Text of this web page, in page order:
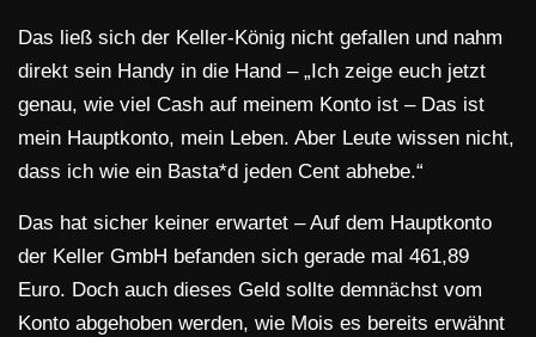
Das ließ sich der Keller-König nicht gefallen und nahm
direkt sein Handy in die Hand – „Ich zeige euch jetzt
genau, wie viel Cash auf meinem Konto ist – Das ist
mein Hauptkonto, mein Leben. Aber Leute wissen nicht,
dass ich wie ein Basta*d jeden Cent abhebe.“
Das hat sicher keiner erwartet – Auf dem Hauptkonto
der Keller GmbH befanden sich gerade mal 461,89
Euro. Doch auch dieses Geld sollte demnächst vom
Konto abgehoben werden, wie Mois es bereits erwähnt